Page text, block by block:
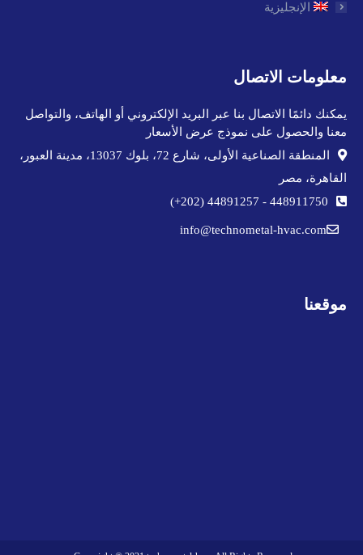
الإنجليزية
معلومات الاتصال
يمكنك دائمًا الاتصال بنا عبر البريد الإلكتروني أو الهاتف، والتواصل
معنا والحصول على نموذج عرض الأسعار
المنطقة الصناعية الأولى، شارع 72، بلوك 13037، مدينة العبور،
القاهرة، مصر
448911750
-
44891257 (202+)
info@technometal-hvac.com
موقعنا